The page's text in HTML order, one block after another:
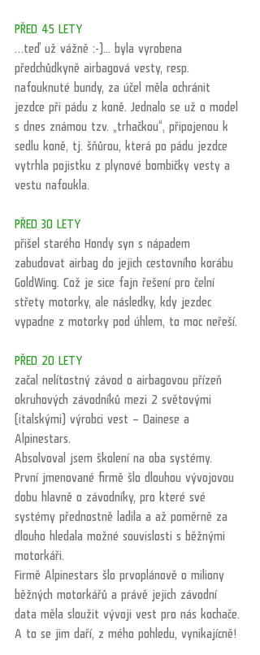
PŘED 45 LETY
…teď už vážně :-)... byla vyrobena
předchůdkyně airbagová vesty, resp.
nafouknuté bundy, za účel měla ochránit
jezdce při pádu z koně. Jednalo se už o model
s dnes známou tzv. „trhačkou“, připojenou k
sedlu koně, tj. šňůrou, která po pádu jezdce
vytrhla pojistku z plynové bombičky vesty a
vestu nafoukla.
PŘED 30 LETY
přišel starého Hondy syn s nápadem
zabudovat airbag do jejich cestovního korábu
GoldWing. Což je sice fajn řešení pro čelní
střety motorky, ale následky, kdy jezdec
vypadne z motorky pod úhlem, to moc neřeší.
PŘED 20 LETY
začal nelítostný závod o airbagovou přízeň
okruhových závodníků mezi 2 světovými
(italskými) výrobci vest – Dainese a
Alpinestars.
Absolvoval jsem školení na oba systémy.
První jmenované firmě šlo dlouhou vývojovou
dobu hlavně o závodníky, pro které své
systémy přednostně ladila a až poměrně za
dlouho hledala možné souvislosti s běžnými
motorkáři.
Firmě Alpinestars šlo prvoplánově o miliony
běžných motorkářů a právě jejich závodní
data měla sloužit vývoji vest pro nás kochače.
A to se jim daří, z mého pohledu, vynikajícně!